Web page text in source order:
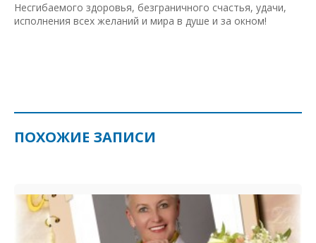
Несгибаемого здоровья, безграничного счастья, удачи,
исполнения всех желаний и мира в душе и за окном!
ПОХОЖИЕ ЗАПИСИ